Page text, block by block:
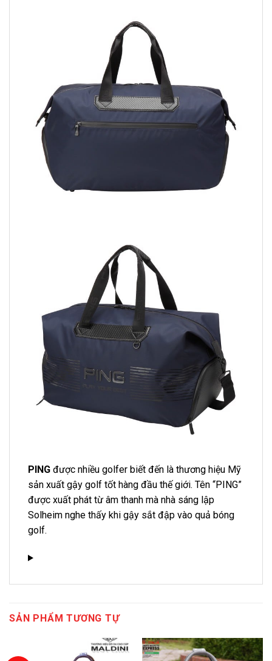
PING được nhiều golfer biết đến là thương hiệu Mỹ
sản xuất gậy golf tốt hàng đầu thế giới. Tên “PING”
được xuất phát từ âm thanh mà nhà sáng lập
Solheim nghe thấy khi gậy sắt đập vào quả bóng
golf.
SẢN PHẨM TƯƠNG TỰ